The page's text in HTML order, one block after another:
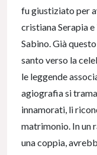
fu giustiziato per
cristiana Serapia
Sabino. Già
santo verso la
le leggende
agiografia si
innamorati, li
matrimonio. In un
una coppia,